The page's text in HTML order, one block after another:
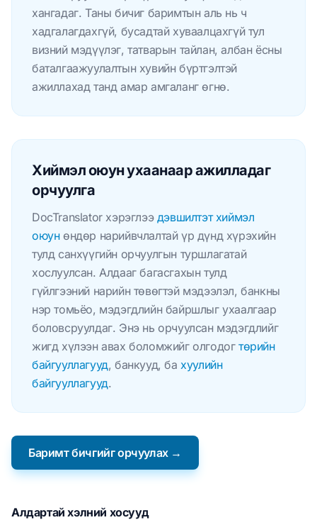
хангадаг. Таны бичиг баримтын аль нь ч
хадгалагдахгүй, бусадтай хуваалцахгүй тул
визний мэдүүлэг, татварын тайлан, албан ёсны
баталгаажуулалтын хувийн бүртгэлтэй
ажиллахад танд амар амгаланг өгнө.
Хиймэл оюун ухаанаар ажилладаг
орчуулга
DocTranslator хэрэглээ дэвшилтэт хиймэл
оюунөндөр нарийвчлалтай үр дүнд хүрэхийн
тулд санхүүгийн орчуулгын туршлагатай
хослуулсан. Алдааг багасгахын тулд
гүйлгээний нарийн төвөгтэй мэдээлэл, банкны
нэр томьёо, мэдэгдлийн байршлыг ухаалгаар
боловсруулдаг. Энэ нь орчуулсан мэдэгдлийг
жигд хүлээн авах боломжийг олгодогтөрийн
байгууллагууд, банкууд, бахуулийн
байгууллагууд.
Баримт бичгийг орчуулах →
Алдартай хэлний хосууд